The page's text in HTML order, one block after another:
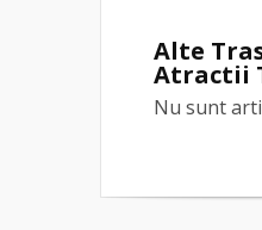
Alte
Atractii
Nu sunt